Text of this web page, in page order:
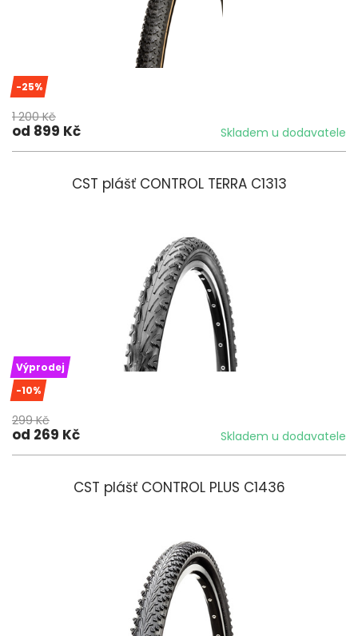
-25%
1 200 Kč
od 899 Kč Skladem u dodavatele
CST plášť CONTROL TERRA C1313
Výprodej
-10%
299 Kč
od 269 Kč Skladem u dodavatele
CST plášť CONTROL PLUS C1436